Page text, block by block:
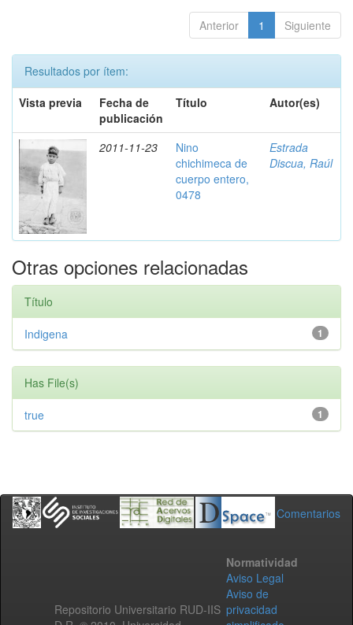
Anterior 1 Siguiente
Resultados por ítem:
Vista previa
Fecha de
publicación
Título Autor(es)
2011-11-23
Nino
chichimeca de
cuerpo entero,
0478
Estrada
Discua, Raúl
Otras opciones relacionadas
Título
1
Indigena
Has File(s)
1
true
Comentarios
Repositorio Universitario RUD-IIS
Normatividad
Aviso Legal
Aviso de
privacidad